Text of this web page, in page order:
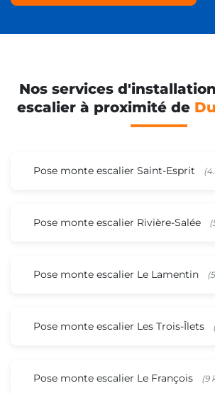
Nos services
escalier à proximité de
Pose monte escalier Saint-Esprit
Pose monte escalier Rivière-Salée
Pose monte escalier Le Lamentin
Pose monte escalier Les Trois-Îlets
Pose monte escalier Le François (9